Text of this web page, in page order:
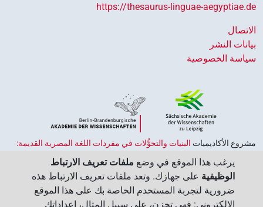
https://thesaurus-linguae-aegyptiae.de
الاتصال
بيانات النشر
سياسة الخصوصية
مشروع الأكاديميات ‏ البنيات والتحوُّلات في مفردات اللغة المصرية القديمة:
الممول من قبل الحكومة الاتحادية وحكومات الولايات بجمهورية ألمانيا
الاتحادية، وهو يهدف إلى الحفاظ على تراثنا الثقافي واسترجاعه واستكشافه.
يُنسَّق البرنامج من قِبلاتحاد الأكاديميات الألمانية للعلوم والإنسانيات‏.
يرغب هذا الموقع في وضع ملفات تعريف الارتباط
الوظيفية على جهازك. وتعد ملفات تعريف الارتباط هذه
ضرورية لتجربة المستخدم الخاصة بك على هذا الموقع
الإلكتروني: فهي تخزن، على سبيل المثال، إعداداتك